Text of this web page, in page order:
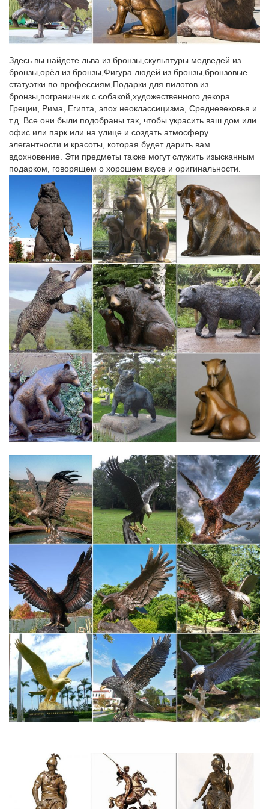
надежная защита Вашего сада.
Статуэтки собак в интернет-магазине Для Тебя
со стразами. черные. Тип товара. Декоративная
посуда.Собака – символ 2018. Цветы.Статуэтка напольная с
часами "Собака Сэр Джон".
Статуэтки – символ 2018 года – Собака – покупайте в Москве
по…
Приобрести товары из раздела Статуэтки – символ 2018 года
– Собака, по низкой | оптовой цене можно в нашем интернет –
магазине Фабрика Желаний.Подушка декоративная 45*45см,
"райский сад" х/б/п/э 50/50%,белый/бирюза-850-832-6. 706р.
Скульптуры и статуэтки символ 2018 года Собака
Главная » Собака символ 2018 года » Скульптуры и
статуэтки.Фигурка декоративная "Бронзовый Мастиф".
Артикул: 713018.Успейте купить символ нового 2018 года!
Фигурки собак по низкой цене!
Статуэтки собак – купить в интернет магазине в Москве,
цены…
Главная > Каталог товаров > Предметы интерьера > Статуэтки,
декоративные фигурки > Статуэтки животных > Статуэтки
собак.Цена 1 000 руб. Купить. -50% Артикул: NC1088
Статуэтка собаки Английский бульдог.
Статуэтки собак из полистоуна в России. Сравнить цены,
купить…
Фигурки, Декоративные фигурки, Декоративные фигурки для
сада, Декоративные садовые фигурки, Декоративные фигурки
и статуэтки, Статуэтка собака, Статуэтки, Статуэтка520 руб. В
наличии. Собака 16 см (полистоун). Купить. +7 показать
Статуэтки и фигурки декоративные "Собачки"
Статуэтки и фигурки "Ангелов" Статуэтки и фигурки
"Слоны"Статуэтки и фигурки "Собачки".купить. Фигурка
декоративная "Собака", фарфор 11*5*8 см Арт.10933.
Статуэтки собак – купить в Москве в интернет-магазине
PSYCHEDELYC ДЕТИ ЖИВОТНЫЕ Символ 2018 года
Статуэтки. Упаковка.Интернет-магазин "МегаТерем"
предлагает купить статуэтки собак.Фигурка декоративная
"стоппер для двери" 24*10… Арт.
Статуэтки собак – купить в интернет-магазине Dommio
Пароль должен быть не менее 6 символов длиной.УвеличитьВ
корзину Статуэтки собакФигурка декоративная собака 20*19
смвысота 12 см882 руб.То есть, купить статуэтки собак можно
по разным поводам, главное, что сделать это теперь можно
быстро и удобно в…
Садовые фигуры Собаки из полистоуна от производителя…
септиков Кроты.Садовые фигуры собаки. Главная. Садовый
декор. Коллекции садовых фигур.
Статуэтки собак недорого в Москве | Купить статуэтки собак…
Символ года 2018 (собака). Новогодние товары.Фигурка
Здесь вы найдете льва из бронзы,скульптуры медведей из
бронзы,орёл из бронзы,Фигура людей из бронзы,бронзовые
статуэтки по профессиям,Подарки для пилотов из
бронзы,пограничник с собакой,художественного декора
Греции, Рима, Египта, эпох неоклассицизма, Средневековья и
т.д. Все они были подобраны так, чтобы украсить ваш дом или
офис или парк или на улице и создать атмосферу
элегантности и красоты, которая будет дарить вам
вдохновение. Эти предметы также могут служить изысканным
подарком, говорящем о хорошем вкусе и оригинальности.